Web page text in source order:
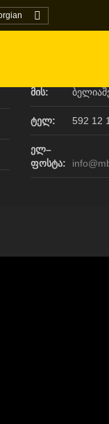
მის:
ტელ: 592 12
ელ–
ფოსტა: